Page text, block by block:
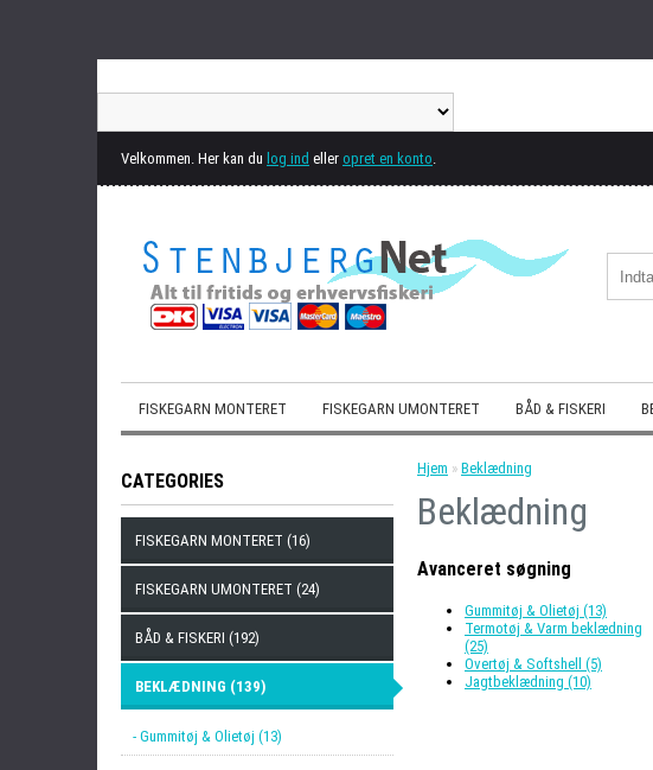
Velkommen. Her kan du log ind eller opret en konto.
FISKEGARN MONTERET FISKEGARN UMONTERET BÅD & FISKERI
CATEGORIES
FISKEGARN MONTERET (16)
FISKEGARN UMONTERET (24)
BÅD & FISKERI (192)
BEKLÆDNING (139)
- Gummitøj & Olietøj (13)
Hjem » Beklædning
Beklædning
Avanceret søgning
Gummitøj & Olietøj (13)
Termotøj & Varm beklædning
(25)
Overtøj & Softshell (5)
Jagtbeklædning (10)